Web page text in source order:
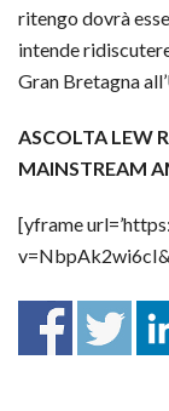
ritengo dovrà
intende
Gran Bretagna
ASCOLTA LEW
MAINSTREAM
[yframe